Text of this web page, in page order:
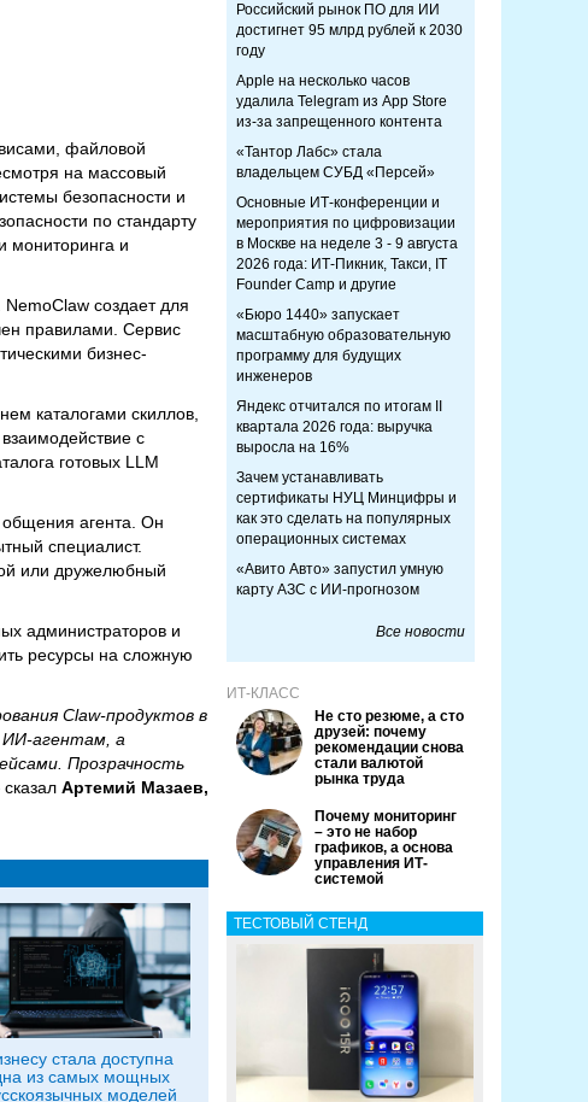
файловой
на массовый
безопасности и
по стандарту
мониторинга и
создает для
правилами. Сервис
бизнес-
каталогами скиллов,
с
готовых LLM
общения агента. Он
специалист.
или дружелюбный
администраторов и
ресурсы на сложную
Claw-продуктов в
ИИ-агентам, а
Прозрачность
Артемий Мазаев,
стала доступна
из самых мощных
моделей
Российский рынок ПО для ИИ
достигнет 95 млрд рублей к 2030
году
Apple на несколько часов
удалила Telegram из App Store
из-за запрещенного контента
«Тантор Лабс» стала
владельцем СУБД «Персей»
Основные ИТ-конференции и
мероприятия по цифровизации
в Москве на неделе 3 - 9 августа
2026 года: ИТ-Пикник, Такси, IT
Founder Camp и другие
«Бюро 1440» запускает
масштабную образовательную
программу для будущих
инженеров
Яндекс отчитался по итогам II
квартала 2026 года: выручка
выросла на 16%
Зачем устанавливать
сертификаты НУЦ Минцифры и
как это сделать на популярных
операционных системах
«Авито Авто» запустил умную
карту АЗС с ИИ-прогнозом
Все новости
ИТ-КЛАСС
Не сто резюме, а сто
друзей: почему
рекомендации снова
стали валютой
рынка труда
Почему мониторинг
– это не набор
графиков, а основа
управления ИТ-
системой
ТЕСТОВЫЙ СТЕНД